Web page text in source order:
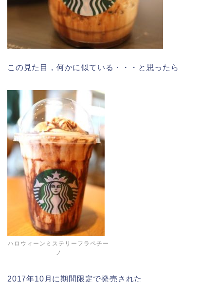
この見た目，何かに似ている・・・と思ったら
ハロウィーンミステリーフラペチー
ノ
2017年10月に期間限定で発売された